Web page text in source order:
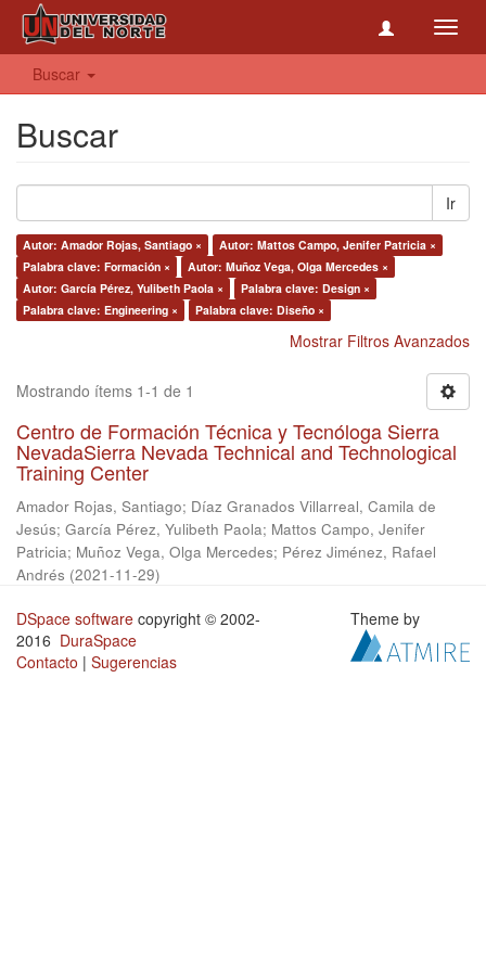
Buscar
Buscar
Ir
Autor: Amador Rojas, Santiago ×
Autor: Mattos Campo, Jenifer Patricia ×
Palabra clave: Formación ×
Autor: Muñoz Vega, Olga Mercedes ×
Autor: García Pérez, Yulibeth Paola ×
Palabra clave: Design ×
Palabra clave: Engineering ×
Palabra clave: Diseño ×
Mostrar Filtros Avanzados
Mostrando ítems 1-1 de 1
Centro de Formación Técnica y Tecnóloga Sierra
NevadaSierra Nevada Technical and Technological
Training Center
Amador Rojas, Santiago; Díaz Granados Villarreal, Camila de
Jesús; García Pérez, Yulibeth Paola; Mattos Campo, Jenifer
Patricia; Muñoz Vega, Olga Mercedes; Pérez Jiménez, Rafael
Andrés (2021-11-29)
DSpace software copyright © 2002-
2016 DuraSpace
Contacto | Sugerencias
Theme by